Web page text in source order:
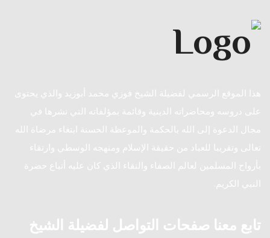
هذا الموقع الرسمي لفضيلة الشيخ فوزي محمد أبوزيد والذي يحتوى
على دروسه ومحاضراته الدينية وقائمة بمؤلفاته التي نشرها في
مجال الدعوة إلى الله بالحكمة والموعظة الحسنة ابتغاء مرضاة الله
تعالى وتقريبا للعباد من حقيقة الإسلام ومنهجه الوسطي وارتقاء
بأرواح المسلمين لعالم الصفاء والنقاء الذي كان عليه أتباع حضرة
النبي الكريم.
تابع معنا صفحات التواصل لفضيلة الشيخ